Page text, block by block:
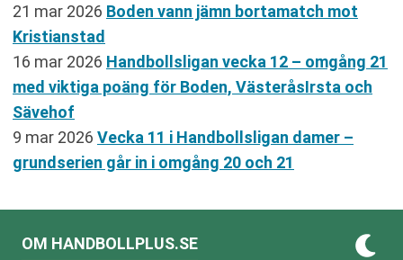
21 mar 2026 Boden vann jämn bortamatch mot
Kristianstad
16 mar 2026 Handbollsligan vecka 12 – omgång 21
med viktiga poäng för Boden, VästeråsIrsta och
Sävehof
9 mar 2026 Vecka 11 i Handbollsligan damer –
grundserien går in i omgång 20 och 21
OM HANDBOLLPLUS.SE